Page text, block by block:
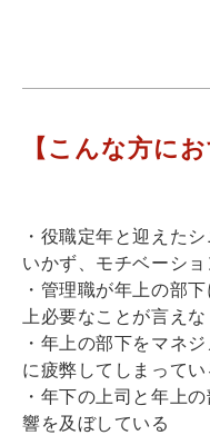
【こんな方に
・役職定年と迎えた
いかず、モチベーシ
・管理職が年上の部
上必要なことが言え
・年上の部下をマネ
に疲弊してしまってい
・年下の上司と年上
響を及ぼしている